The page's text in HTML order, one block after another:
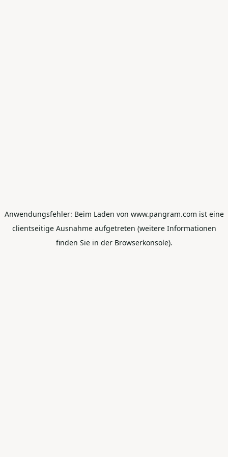
Anwendungsfehler: Beim Laden von www.pangram.com ist eine
clientseitige Ausnahme aufgetreten (weitere Informationen
finden Sie in der Browserkonsole).